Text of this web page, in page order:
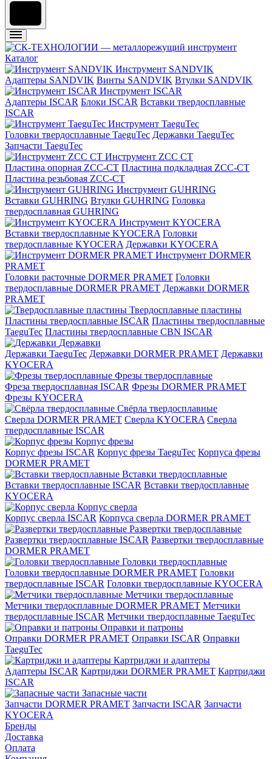
Каталог
Инструмент SANDVIK
Адаптеры SANDVIK Винты SANDVIK Втулки SANDVIK
Инструмент ISCAR
Адаптеры ISCAR Блоки ISCAR Вставки твердосплавные
ISCAR
Инструмент TaeguTec
Головки твердосплавные TaeguTec Державки TaeguTec
Запчасти TaeguTec
Инструмент ZCС CT
Пластина опорная ZCC-CT Пластина подкладная ZCC-CT
Пластина резьбовая ZCC-CT
Инструмент GUHRING
Вставки GUHRING Втулки GUHRING Головка
твердосплавная GUHRING
Инструмент KYOCERA
Вставки твердосплавные KYOCERA Головки
твердосплавные KYOCERA Державки KYOCERA
Инструмент DORMER
PRAMET
Головки расточные DORMER PRAMET Головки
твердосплавные DORMER PRAMET Державки DORMER
PRAMET
Твердосплавные пластины
Пластины твердосплавные ISCAR Пластины твердосплавные
TaeguTec Пластины твердосплавные CBN ISCAR
Державки
Державки TaeguTec Державки DORMER PRAMET Державки
KYOCERA
Фрезы твердосплавные
Фреза твердосплавная ISCAR Фрезы DORMER PRAMET
Фрезы KYOCERA
Свёрла твердосплавные
Сверла DORMER PRAMET Сверла KYOCERA Сверла
твердосплавные ISCAR
Корпус фрезы
Корпус фрезы ISCAR Корпус фрезы TaeguTec Корпуса фрезы
DORMER PRAMET
Вставки твердосплавные
Вставки твердосплавные ISCAR Вставки твердосплавные
KYOCERA
Корпус сверла
Корпус сверла ISCAR Корпуса сверла DORMER PRAMET
Развертки твердосплавные
Развертки твердосплавные ISCAR Развертки твердосплавные
DORMER PRAMET
Головки твердосплавные
Головки твердосплавные DORMER PRAMET Головки
твердосплавные ISCAR Головки твердосплавные KYOCERA
Метчики твердосплавные
Метчики твердосплавные DORMER PRAMET Метчики
твердосплавные ISCAR Метчики твердосплавные TaeguTec
Оправки и патроны
Оправки DORMER PRAMET Оправки ISCAR Оправки
TaeguTec
Картриджи и адаптеры
Адаптеры ISCAR Картриджи DORMER PRAMET Картриджи
ISCAR
Запасные части
Запчасти DORMER PRAMET Запчасти ISCAR Запчасти
KYOCERA
Бренды
Доставка
Оплата